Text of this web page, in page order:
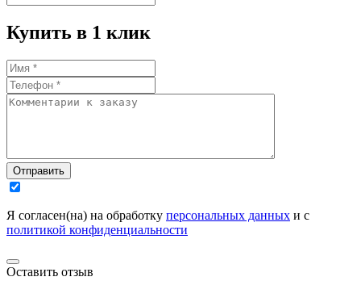
Купить в 1 клик
Отправить
Я согласен(на) на обработку персональных данных и с
политикой конфиденциальности
Оставить отзыв